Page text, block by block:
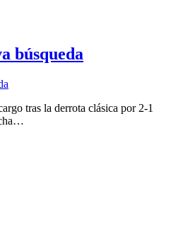
búsqueda
tras la derrota clásica por 2-1